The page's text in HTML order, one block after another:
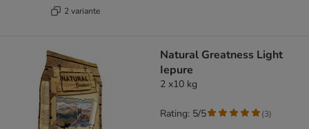
2 variante
Natural Greatness Light
Iepure
2 x10 kg
Rating: 5/5 (3)